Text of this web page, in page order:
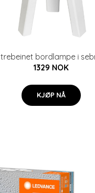
bordlampe i
1329 NOK
KJØP NÅ